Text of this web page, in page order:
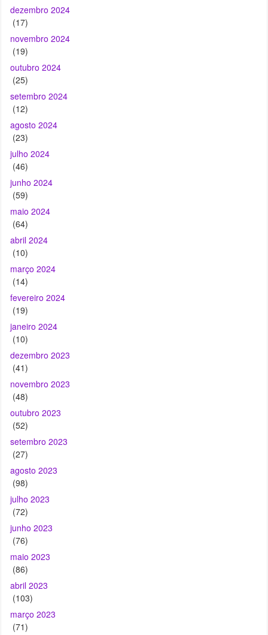
dezembro 2024
(17)
novembro 2024
(19)
outubro 2024
(25)
setembro 2024
(12)
agosto 2024
(23)
julho 2024
(46)
junho 2024
(59)
maio 2024
(64)
abril 2024
(10)
março 2024
(14)
fevereiro 2024
(19)
janeiro 2024
(10)
dezembro 2023
(41)
novembro 2023
(48)
outubro 2023
(52)
setembro 2023
(27)
agosto 2023
(98)
julho 2023
(72)
junho 2023
(76)
maio 2023
(86)
abril 2023
(103)
março 2023
(71)